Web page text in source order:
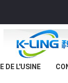
DE L'USINE